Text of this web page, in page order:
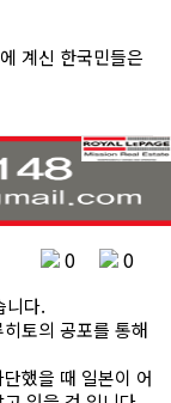
계신 한국민들은
0 0
니다.
토의 공포를 통해
했을 때 일본이 어